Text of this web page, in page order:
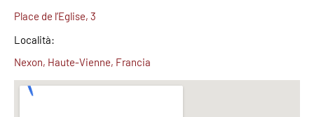
Place de l’Eglise, 3
Località:
Nexon, Haute-Vienne, Francia